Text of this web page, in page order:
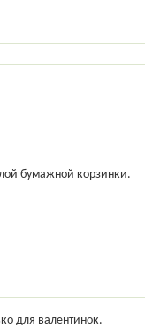
бумажной корзинки.
для валентинок.